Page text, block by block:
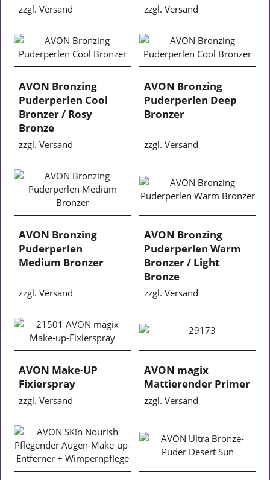
zzgl. Versand zzgl. Versand
AVON Bronzing
Puderperlen Cool
Bronzer / Rosy
Bronze
zzgl. Versand
AVON Bronzing
Puderperlen Deep
Bronzer
zzgl. Versand
AVON Bronzing
Puderperlen
Medium Bronzer
zzgl. Versand
AVON Bronzing
Puderperlen Warm
Bronzer / Light
Bronze
zzgl. Versand
AVON Make-UP
Fixierspray
zzgl. Versand
AVON magix
Mattierender Primer
zzgl. Versand